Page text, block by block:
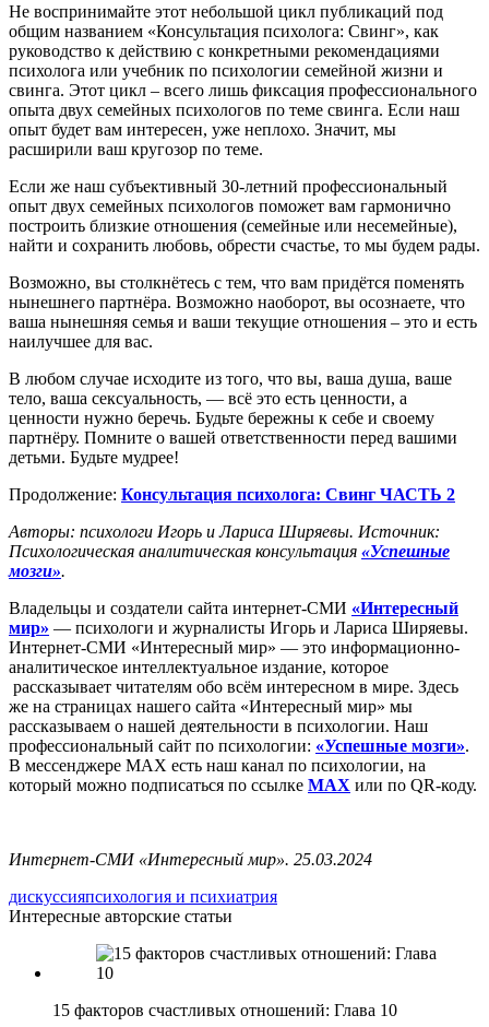
Не воспринимайте этот небольшой цикл публикаций под
общим названием «Консультация психолога: Свинг», как
руководство к действию с конкретными рекомендациями
психолога или учебник по психологии семейной жизни и
свинга. Этот цикл – всего лишь фиксация профессионального
опыта двух семейных психологов по теме свинга. Если наш
опыт будет вам интересен, уже неплохо. Значит, мы
расширили ваш кругозор по теме.
Если же наш субъективный 30-летний профессиональный
опыт двух семейных психологов поможет вам гармонично
построить близкие отношения (семейные или несемейные),
найти и сохранить любовь, обрести счастье, то мы будем рады.
Возможно, вы столкнётесь с тем, что вам придётся поменять
нынешнего партнёра. Возможно наоборот, вы осознаете, что
ваша нынешняя семья и ваши текущие отношения – это и есть
наилучшее для вас.
В любом случае исходите из того, что вы, ваша душа, ваше
тело, ваша сексуальность, — всё это есть ценности, а
ценности нужно беречь. Будьте бережны к себе и своему
партнёру. Помните о вашей ответственности перед вашими
детьми. Будьте мудрее!
Продолжение: Консультация психолога: Свинг ЧАСТЬ 2
Авторы: психологи Игорь и Лариса Ширяевы. Источник:
Психологическая аналитическая консультация «Успешные
мозги».
Владельцы и создатели сайта интернет-СМИ «Интересный
мир» — психологи и журналисты Игорь и Лариса Ширяевы.
Интернет-СМИ «Интересный мир» — это информационно-
аналитическое интеллектуальное издание, которое
рассказывает читателям обо всём интересном в мире. Здесь
же на страницах нашего сайта «Интересный мир» мы
рассказываем о нашей деятельности в психологии. Наш
профессиональный сайт по психологии: «Успешные мозги».
В мессенджере MAX есть наш канал по психологии, на
который можно подписаться по ссылке MAX или по QR-коду.
Интернет-СМИ «Интересный мир». 25.03.2024
дискуссияпсихология и психиатрия
Интересные авторские статьи
15 факторов счастливых отношений: Глава 10